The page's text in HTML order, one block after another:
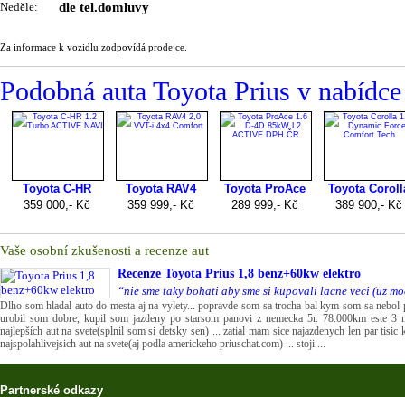
Neděle: dle tel.domluvy
Za informace k vozidlu zodpovídá prodejce.
Podobná auta Toyota Prius v
Vaše osobní zkušenosti a recenze aut
Recenze Toyota Prius 1,8 benz+60kw elektro
“nie sme taky bohati aby sme si kupovali lacne veci (uz
Dlho som hladal auto do mesta aj na vylety... popravde som sa trocha bal kym som sa
urobil som dobre, kupil som jazdeny po starsom panovi z nemecka 5r. 78.000km este 3
najlepších aut na svete(splnil som si detsky sen) ... zatial mam sice najazdenych len par
najspolahlivejsich aut na svete(aj podla americkeho priuschat.com) ... stoji ...
Partnerské odkazy